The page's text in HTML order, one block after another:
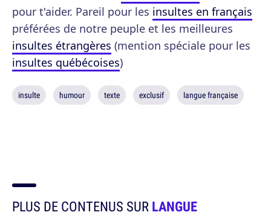
pour t'aider. Pareil pour les insultes en français
préférées de notre peuple et les meilleures
insultes étrangères (mention spéciale pour les
insultes québécoises)
insulte humour texte exclusif langue française
PLUS DE CONTENUS SURLANGUE